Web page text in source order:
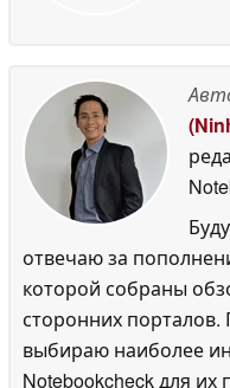
отвечаю за
которой собраны
сторонних
выбираю наиболее
Notebookcheck для